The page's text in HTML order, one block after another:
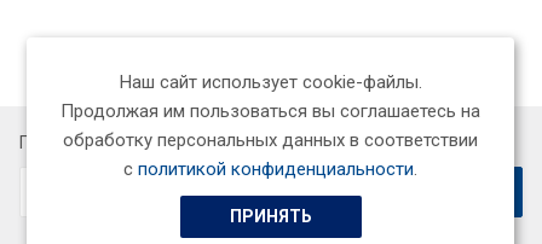
Подписывайтесь на новости и акции:
Наш сайт использует cookie-файлы.
Продолжая им пользоваться вы соглашаетесь на
обработку персональных данных в соответствии
сполитикой конфиденциальности.
ПРИНЯТЬ